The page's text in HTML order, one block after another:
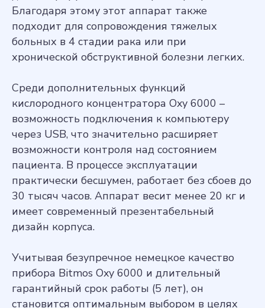
Благодаря этому этот аппарат также
подходит для сопровождения тяжелых
больных в 4 стадии рака или при
хронической обструктивной болезни легких.
Среди дополнительных функций
кислородного концентратора Oxy 6000 –
возможность подключения к компьютеру
через USB, что значительно расширяет
возможности контроля над состоянием
пациента. В процессе эксплуатации
практически бесшумен, работает без сбоев до
30 тысяч часов. Аппарат весит менее 20 кг и
имеет современный презентабельный
дизайн корпуса.
Учитывая безупречное немецкое качество
прибора Bitmos Oxy 6000 и длительный
гарантийный срок работы (5 лет), он
становится оптимальным выбором в целях